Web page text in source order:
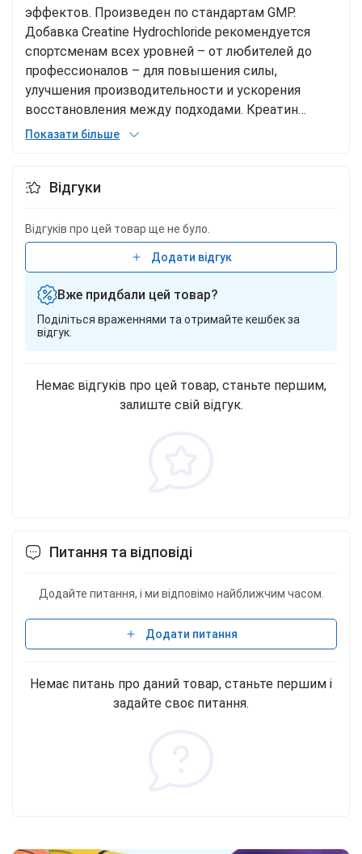
эффектов. Произведен по стандартам GMP.
Добавка Creatine Hydrochloride рекомендуется
спортсменам всех уровней – от любителей до
профессионалов – для повышения силы,
улучшения производительности и ускорения
восстановления между подходами. Креатин
гидрохлорид способствует увеличению запасов
интенсивных тренировок. В отличие от
не задерживает воду, обеспечивая чистый
прирост силы и массы. Creatine Hydrochloride от
MST – оптимальный выбор для тех, кто хочет
получить максимум от своих тренировок без
лишней нагрузки на организм. Как принимать
добавку Принимайте по 3 капсулы в день после
пробуждения, запивая большим количеством
капсулы до и после тренировки. Пищевая
ценность 1 капсула 2 капсулы Креатин
Показати більше
Відгуки
Відгуків про цей товар ще не було.
Додати відгук
Вже придбали цей товар?
Поділіться враженнями та отримайте кешбек за
відгук.
Немає відгуків про цей товар, станьте першим,
залиште свій відгук.
Питання та відповіді
Додайте питання, і ми відповімо найближчим часом.
Додати питання
Немає питань про даний товар, станьте першим і
задайте своє питання.